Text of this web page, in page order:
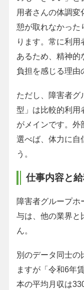
用者さんの体調
憩が取れなかった
ります。常に利
あるため、精神的
負担を感じる理由
ただし、障害者グ
型」は比較的利用
がメインです。外
選べば、体力に自
う。
仕事内容と
障害者グループホ
与は、他の業界と
ん。
別のデータ同士の
ますが「令和6年
本の平均月収は